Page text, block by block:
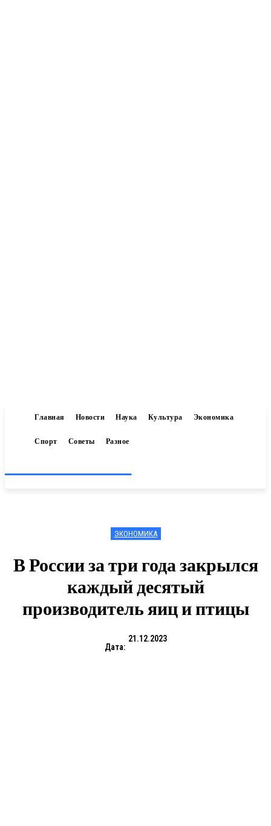
Главная Новости Наука Культура Экономика
Спорт Советы Разное
ЭКОНОМИКА
В России за три года закрылся
каждый десятый
производитель яиц и птицы
Дата:
21.12.2023